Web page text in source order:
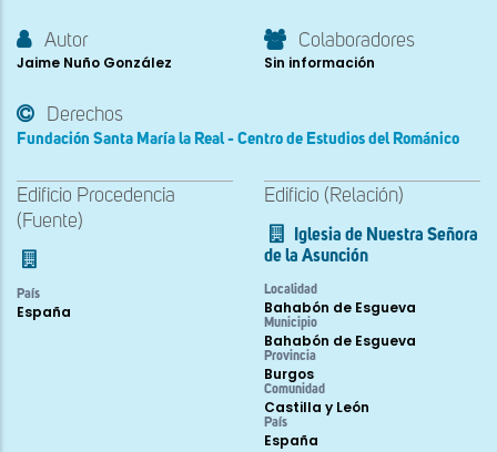
Autor
Jaime Nuño González
Colaboradores
Sin información
Derechos
Fundación Santa María la Real - Centro de Estudios del Románico
Edificio Procedencia
(Fuente)
País
España
Edificio (Relación)
Iglesia de Nuestra Señora
de la Asunción
Localidad
Bahabón de Esgueva
Municipio
Bahabón de Esgueva
Provincia
Burgos
Comunidad
Castilla y León
País
España